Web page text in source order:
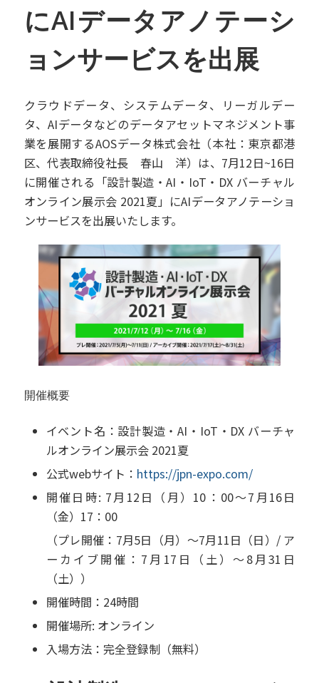
にAIデータアノテーシ
ョンサービスを出展
クラウドデータ、システムデータ、リーガルデー
タ、AIデータなどのデータアセットマネジメント事
業を展開するAOSデータ株式会社（本社：東京都港
区、代表取締役社長 春山 洋）は、7月12日~16日
に開催される「設計製造・AI・IoT・DX バーチャル
オンライン展示会 2021夏」にAIデータアノテーショ
ンサービスを出展いたします。
開催概要
イベント名：設計製造・AI・IoT・DX バーチャ
ルオンライン展示会 2021夏
公式webサイト： https://jpn-expo.com/
開催日時: 7月12日（月）10：00～7月16日
（金）17：00
（プレ開催：7月5日（月）～7月11日（日）/ ア
ーカイブ開催：7月17日（土）～8月31日
（土））
開催時間：24時間
開催場所: オンライン
入場方法：完全登録制（無料）